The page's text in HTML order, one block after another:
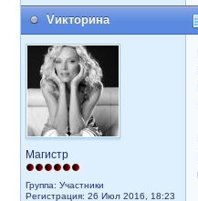
Vикторина
Магистр
Группа: Участники
Регистрация: 26 Июл 2016, 18:23